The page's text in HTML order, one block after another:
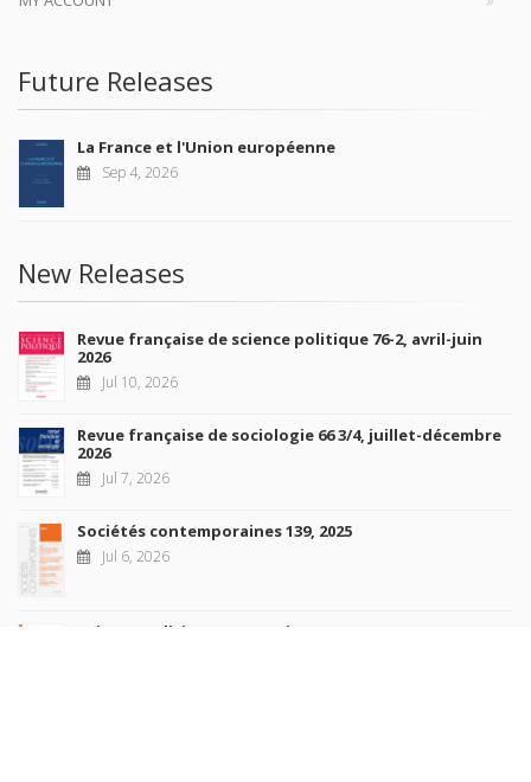
Future Releases
La France et l'Union européenne
Sep 4, 2026
New Releases
Revue française de science politique 76-2, avril-juin
2026
Jul 10, 2026
Revue française de sociologie 66 3/4, juillet-décembre
2026
Jul 7, 2026
Sociétés contemporaines 139, 2025
Jul 6, 2026
Raisons politiques 102, mai 2026